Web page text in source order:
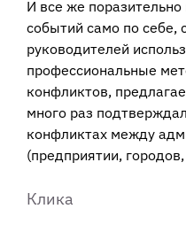
И все же поразительно
событий само по себе,
руководителей
профессиональные
конфликтов,
много раз
конфликтах между
(предприятии,
Клика